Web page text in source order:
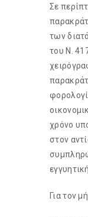
Σε
των
του Ν.
χρόνο
στον
Για τον